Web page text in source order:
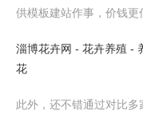
供模板建站作事，价钱更
淄博花卉网 - 花卉养殖 -
花
此外，还不错通过对比